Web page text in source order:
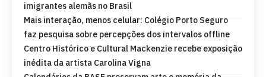
imigrantes alemãs no Brasil
Mais interação, menos celular: Colégio Porto Seguro
faz pesquisa sobre percepções dos intervalos offline
Centro Histórico e Cultural Mackenzie recebe exposição
inédita da artista Carolina Vigna